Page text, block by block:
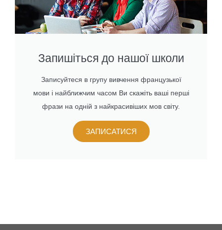
Запишіться до нашої школи
Записуйтеся в групу вивчення французької
мови і найближчим часом Ви скажіть ваші перші
фрази на одній з найкрасивіших мов світу.
ЗАПИСАТИСЯ